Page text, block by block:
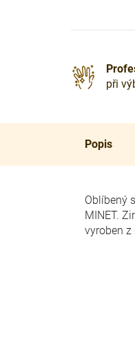
při
Popis
Oblíbený
MINET.
vyroben